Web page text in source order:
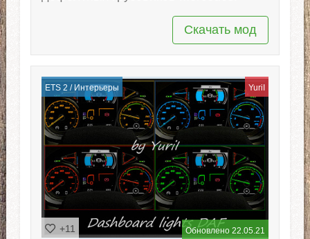
Скачать мод
ETS 2 / Интерьеры YuriI
Обновлено 22.05.21
+11